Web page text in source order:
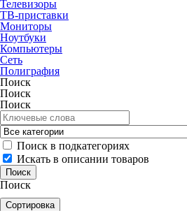
Телевизоры
ТВ-приставки
Мониторы
Ноутбуки
Компьютеры
Сеть
Полиграфия
Поиск
Поиск
Поиск
Поиск в подкатегориях
Искать в описании товаров
Поиск
Сортировка